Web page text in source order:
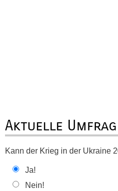
Aktuelle
Kann der Krieg in der Ukraine
Ja!
Nein!